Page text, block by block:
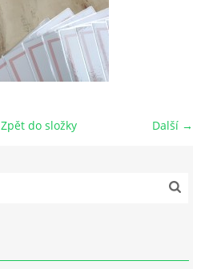
Další →
Zpět do složky